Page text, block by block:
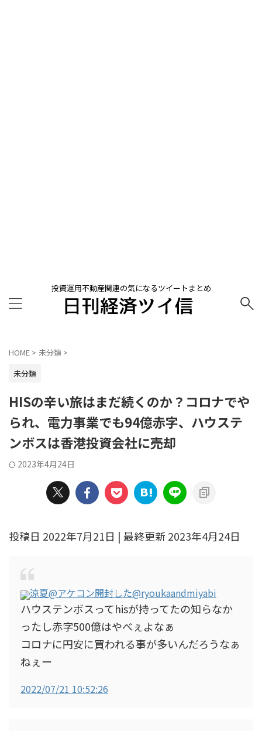
投資運用不動産関連の気になるツイートまとめ
HOME > 未分類 >
未分類
HISの辛い旅はまだ続くのか？コロナでや
られ、電力事業でも94億赤字、ハウステ
ンボスは香港投資会社に売却
2023年4月24日
投稿日 2022年7月21日 | 最終更新 2023年4月24日
涼夏@アケコン開封した@ryoukaandmiyabi
ハウステンボスってhisが持ってたの知らなか
ったし赤字500億はやべぇよなぁ
コロナに円安に買われる事が多いんだろうなぁ
ねぇー
2022/07/21 10:52:26